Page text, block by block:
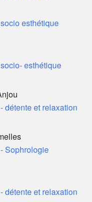
esthétique
esthétique
détente et relaxation
Sophrologie
détente et relaxation